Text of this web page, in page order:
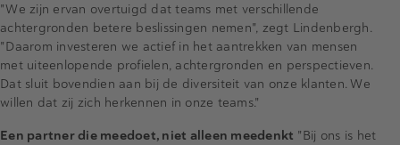
"We zijn ervan overtuigd dat teams met verschillende
achtergronden betere beslissingen nemen", zegt Lindenbergh.
"Daarom investeren we actief in het aantrekken van mensen
met uiteenlopende profielen, achtergronden en perspectieven.
Dat sluit bovendien aan bij de diversiteit van onze klanten. We
willen dat zij zich herkennen in onze teams."
Een partner die meedoet, niet alleen meedenkt "Bij ons is het